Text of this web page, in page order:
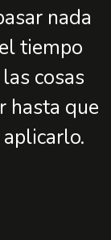
nada
tiempo
cosas
hasta que